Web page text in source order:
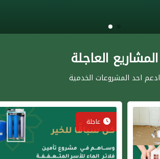
المشاريع العاجلة
ادعم احد المشروعات الخدمية
عاجلة